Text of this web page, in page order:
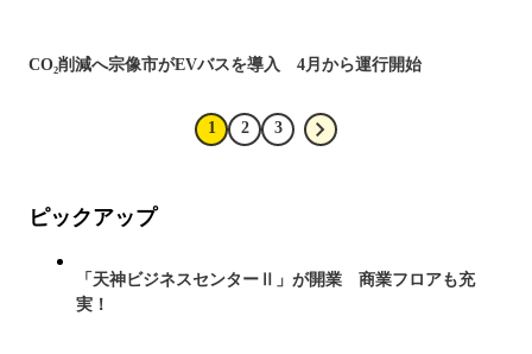
CO₂削減へ宗像市がEVバスを導入 4月から運行開始
1 2 3
ピックアップ
「天神ビジネスセンターⅡ」が開業 商業フロアも充
実！